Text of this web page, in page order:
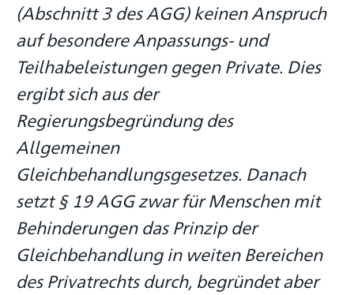
(Abschnitt 3 des AGG) keinen Anspruch
auf besondere Anpassungs- und
Teilhabeleistungen gegen Private. Dies
ergibt sich aus der
Regierungsbegründung des
Allgemeinen
Gleichbehandlungsgesetzes. Danach
setzt § 19 AGG zwar für Menschen mit
Behinderungen das Prinzip der
Gleichbehandlung in weiten Bereichen
des Privatrechts durch, begründet aber